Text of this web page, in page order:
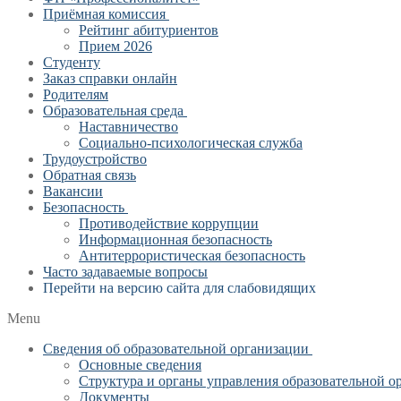
Приёмная комиссия
Рейтинг абитуриентов
Прием 2026
Студенту
Заказ справки онлайн
Родителям
Образовательная среда
Наставничество
Социально-психологическая служба
Трудоустройство
Обратная связь
Вакансии
Безопасность
Противодействие коррупции
Информационная безопасность
Антитеррористическая безопасность
Часто задаваемые вопросы
Перейти на версию сайта для слабовидящих
Menu
Сведения об образовательной организации
Основные сведения
Структура и органы управления образовательной
Документы